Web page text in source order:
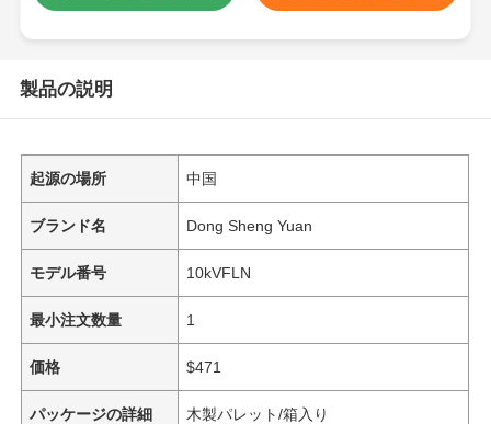
製品の説明
起源の場所 中国
ブランド名 Dong Sheng Yuan
モデル番号 10kVFLN
最小注文数量 1
価格 $471
パッケージの詳細 木製パレット/箱入り